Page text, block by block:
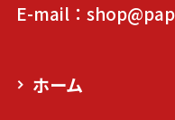
E-mail：
ホーム